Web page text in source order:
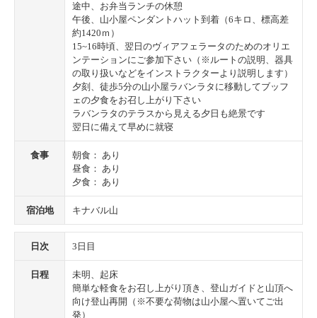
途中、お弁当ランチの休憩
午後、山小屋ペンダントハット到着（6キロ、標高差
約1420ｍ）
15~16時頃、翌日のヴィアフェラータのためのオリエ
ンテーションにご参加下さい（※ルートの説明、器具
の取り扱いなどをインストラクターより説明します）
夕刻、徒歩5分の山小屋ラバンラタに移動してブッフ
ェの夕食をお召し上がり下さい
ラバンラタのテラスから見える夕日も絶景です
翌日に備えて早めに就寝
食事
朝食： あり
昼食： あり
夕食： あり
宿泊地 キナバル山
日次 3日目
日程
未明、起床
簡単な軽食をお召し上がり頂き、登山ガイドと山頂へ
向け登山再開（※不要な荷物は山小屋へ置いてご出
発）